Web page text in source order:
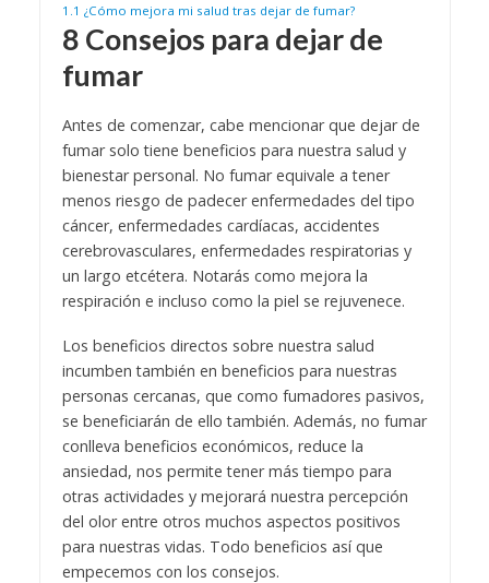
1.1 ¿Cómo mejora mi salud tras dejar de fumar?
8 Consejos para dejar de
fumar
Antes de comenzar, cabe mencionar que dejar de
fumar solo tiene beneficios para nuestra salud y
bienestar personal. No fumar equivale a tener
menos riesgo de padecer enfermedades del tipo
cáncer, enfermedades cardíacas, accidentes
cerebrovasculares, enfermedades respiratorias y
un largo etcétera. Notarás como mejora la
respiración e incluso como la piel se rejuvenece.
Los beneficios directos sobre nuestra salud
incumben también en beneficios para nuestras
personas cercanas, que como fumadores pasivos,
se beneficiarán de ello también. Además, no fumar
conlleva beneficios económicos, reduce la
ansiedad, nos permite tener más tiempo para
otras actividades y mejorará nuestra percepción
del olor entre otros muchos aspectos positivos
para nuestras vidas. Todo beneficios así que
empecemos con los consejos.